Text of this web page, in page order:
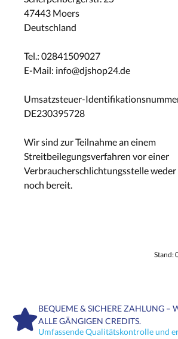
47443 Moers
Deutschland
Tel.: 02841509027
E-Mail: info@djshop24.de
Umsatzsteuer-
DE230395728
Wir sind zur Teilnahme an einem
Streitbeilegungsverfahren vor einer
Verbraucherschlichtungsstelle
noch bereit.
Stand:
BEQUEME & SICHERE ZAHLUNG –
ALLE GÄNGIGEN CREDITS.
Umfassende Qualitätskontrolle und